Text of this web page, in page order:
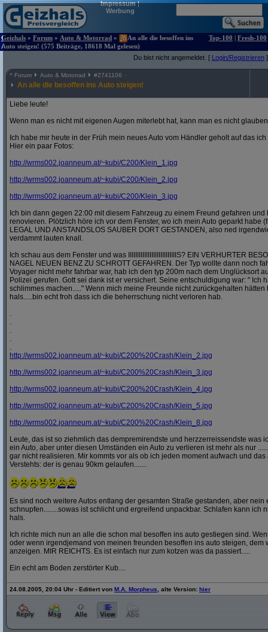
Impressum|
Werbung
Geizhals » Forum » Auto & Motorrad »
An alle die besoffen ins
Auto steigen! (575 Beiträge, 18618 Mal gelesen)
Top-100 | Fresh-100
Du bist nicht angemeldet. [ Login/Registrieren ]
^ Forum Auto & Motorrad #2741106
An alle die besoffen ins Auto steigen!
Liebe leute!
Wenn man es nicht mit eigenen Augen miterlebt hat, kann man es nicht
Ich habe mir heute in der Früh mein neues Auto vom Händler geholt auf das
Hier ein paar Fotos:
http://wrms002.joanneum.at/~kubi/C200/Klein_1.jpg
http://wrms002.joanneum.at/~kubi/C200/Klein_2.jpg
http://wrms002.joanneum.at/~kubi/C200/Klein_3.jpg
Ich bin dann gegen 22:00 mit diesem Fahrzeug zu einem Freund gefahren
renovieren. Plötzlich höre ich vor dem Fenster, wo ich mein Auto geparkt habe
LEGAL UND ANSTANDSLOS SAUBER DORT GESTANDEN, also ned
verdammt lauten knall.
Ich schau aus dem Fenster und was IIIIIIIIIIIIIIIIIIIIIIIIIIIS? EIN VERHURTER
NAGEL NEUEN BENZ ZU SCHROTT GEFAHREN. Der Typ wollte dann noch
Voyager nicht mehr fahrbar war, hab ich den typ 200m nach dem Unglücksort
Polizei gerufen. Gott sei dank ist er versichert. Seine entschuldigung war: " Ich
schlimmes machen....." Wenn mich meine Freunde nicht zurückgehalten
hals.....bin echt froh dass ich die beherrschung nicht verloren hab.
.
.
.
.
.
http://wrms002.joanneum.at/~kubi/C200%20Crash/Klein_2.jpg
http://wrms002.joanneum.at/~kubi/C200%20Crash/Klein_3.jpg
http://wrms002.joanneum.at/~kubi/C200%20Crash/Klein_4.jpg
http://wrms002.joanneum.at/~kubi/C200%20Crash/Klein_5.jpg
http://wrms002.joanneum.at/~kubi/C200%20Crash/Klein_8.jpg
Leute, das ist so ziehmlich das dempremirendste und herzzerreissendste was
ein Auto, aber unter diesen Umständen ein Auto zu verlieren ist mehr als nur
gar nicht realisieren. Mir kommts vor als ob ich jeden moment aufwach und das
Verstehts: der is genau 90km gelaufen.......
Es sind noch weitere Autos entlang der gesamten Straße gestanden, aber nein
schnupfen........sowas ist schlicht und ergreifend unpackbar. Schlafen kann ich
hals.
Ich richte mich nun an alle die schon mal besoffen ins auto gestiegen sind.
oder wenn irgendjemand von meinen freunden besoffen ins auto steigen, dem
anzeigen. MIR REICHTS. Es ist einfach nur zum kotzen was da passiert.....
Ein echt am Boden zerstörter Kub....
24.08.2005, 20:04 Uhr - Editiert von M.A. Morpheus , alte Version: hier